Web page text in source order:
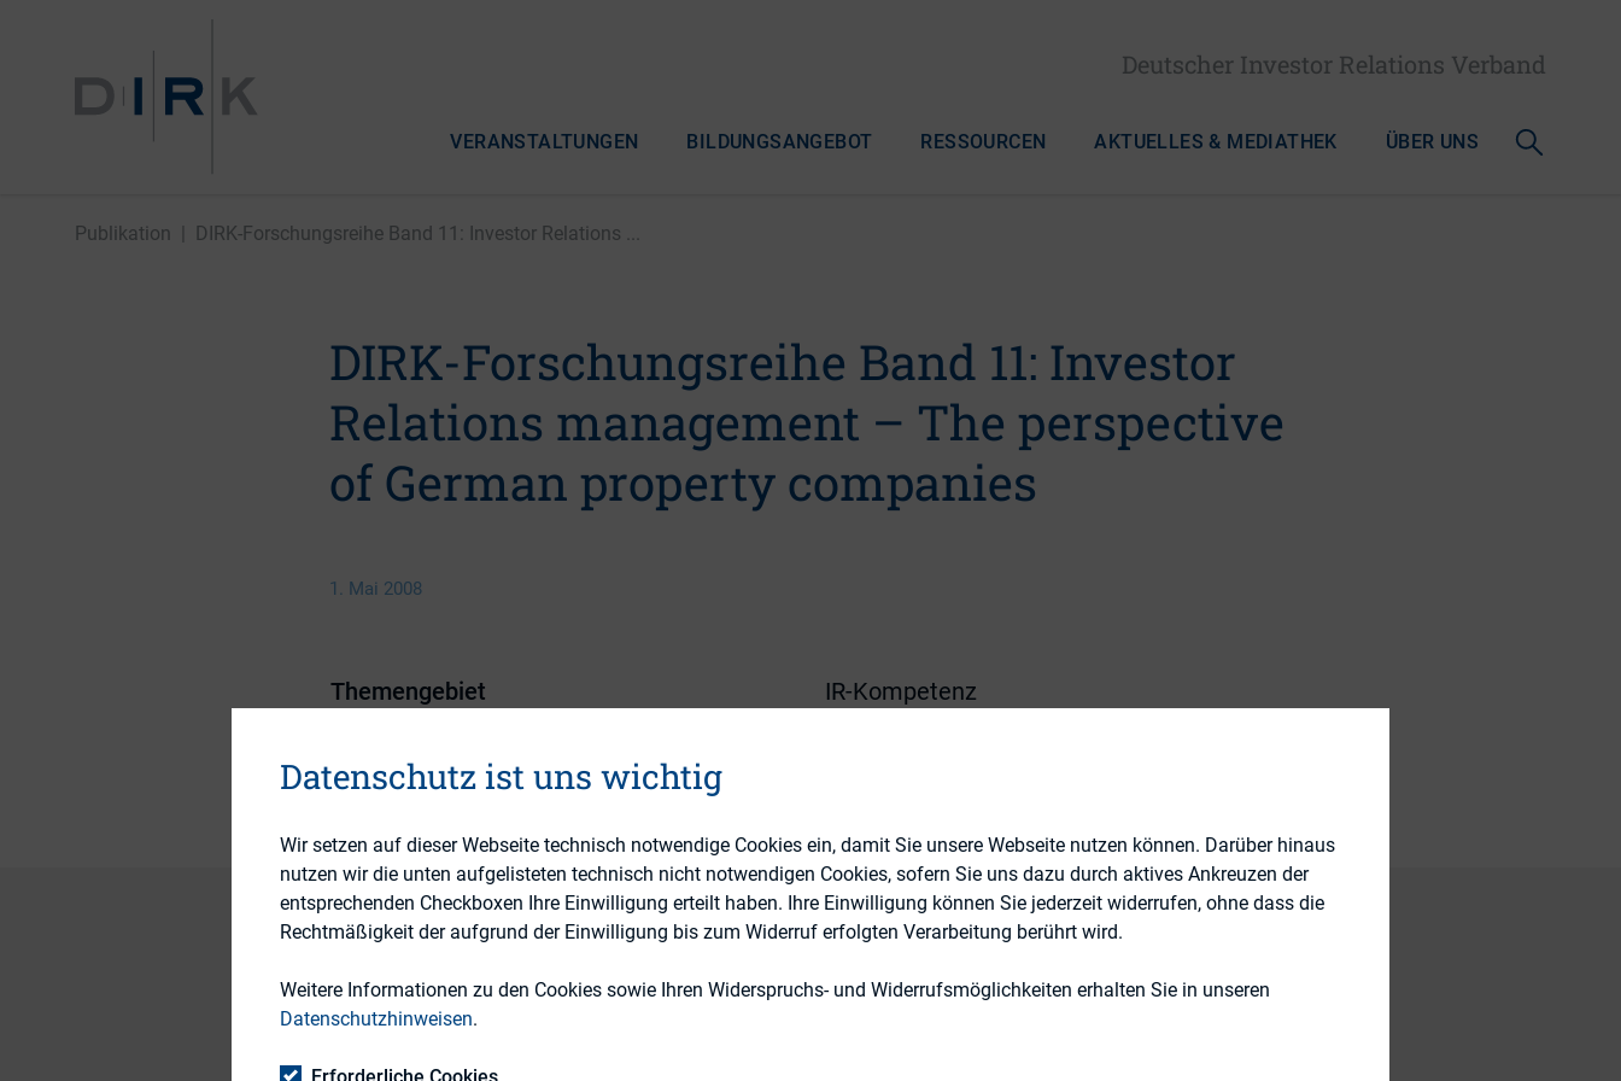
Deutscher Investor Relations Verband
VERANSTALTUNGEN BILDUNGSANGEBOT RESSOURCEN AKTUELLES & MEDIATHEK ÜBER UNS
Publikation DIRK-Forschungsreihe Band 11: Investor Relations ...
DIRK-Forschungsreihe Band 11: Investor
Relations management – The perspective
of German property companies
1. Mai 2008
Themengebiet
IR-Kompetenz
But are there significant distinctions in Investor Relations between real estate and other
companies? How does the interaction of PR and IR work in day-to-day business? What are
Datenschutz ist uns wichtig
Wir setzen auf dieser Webseite technisch notwendige Cookies ein, damit Sie unsere Webseite nutzen können. Darüber hinaus
nutzen wir die unten aufgelisteten technisch nicht notwendigen Cookies, sofern Sie uns dazu durch aktives Ankreuzen der
entsprechenden Checkboxen Ihre Einwilligung erteilt haben. Ihre Einwilligung können Sie jederzeit widerrufen, ohne dass die
Rechtmäßigkeit der aufgrund der Einwilligung bis zum Widerruf erfolgten Verarbeitung berührt wird.
Weitere Informationen zu den Cookies sowie Ihren Widerspruchs- und Widerrufsmöglichkeiten erhalten Sie in unseren
Datenschutzhinweisen.